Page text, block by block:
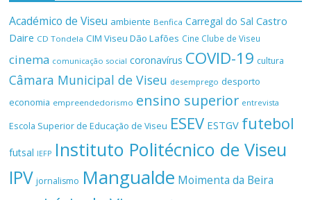
Académico de Viseu ambiente Benfica Carregal do Sal Castro
Daire CD Tondela CIM Viseu Dão Lafões Cine Clube de Viseu
cinema comunicação social coronavírus COVID-19 cultura
Câmara Municipal de Viseu desemprego desporto
economia empreendedorismo ensino superior entrevista
Escola Superior de Educação de Viseu ESEV ESTGV futebol
futsal IEFP Instituto Politécnico de Viseu
IPV jornalismo Mangualde Moimenta da Beira